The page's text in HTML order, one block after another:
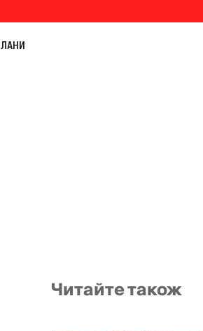
Читайте також